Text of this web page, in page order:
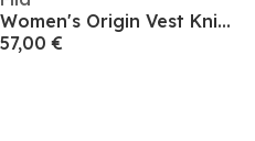
Women's Origin Vest Knitted Sweater
57,00 €